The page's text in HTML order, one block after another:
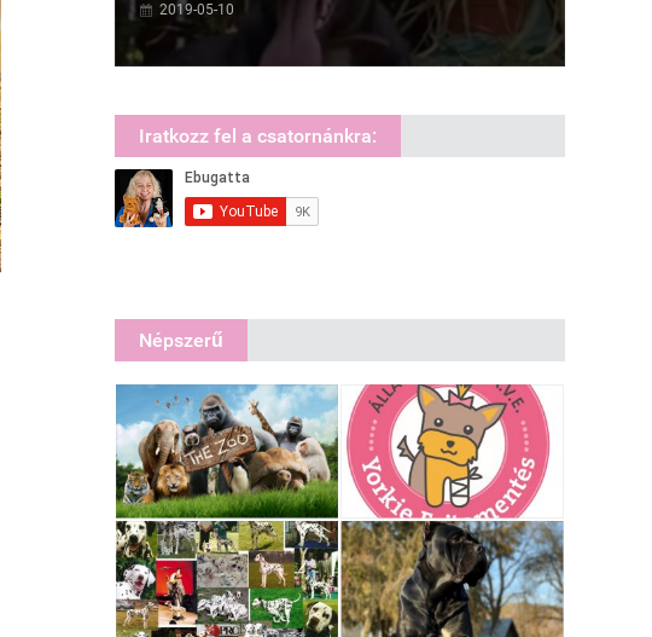
2019-05-10
Iratkozz fel a csatornánkra:
Népszerű